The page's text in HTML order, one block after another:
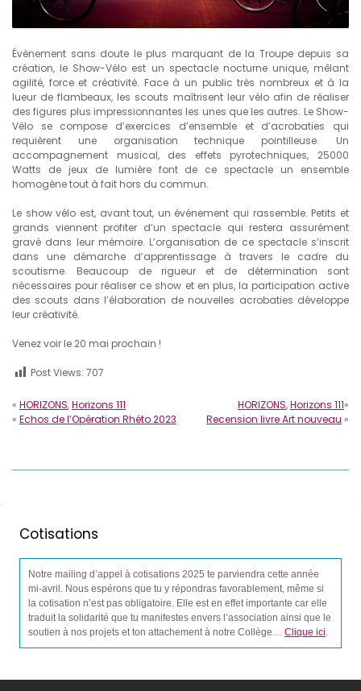
Évènement sans doute le plus marquant de la Troupe depuis sa
création, le Show-Vélo est un spectacle nocturne unique, mêlant
agilité, force et créativité. Face à un public très nombreux et à la
lueur de flambeaux, les scouts maîtrisent leur vélo afin de réaliser
des figures plus impressionnantes les unes que les autres. Le Show-
Vélo se compose d’exercices d’ensemble et d’acrobaties qui
requièrent une organisation technique pointilleuse. Un
accompagnement musical, des effets pyrotechniques, 25000
Watts de jeux de lumière font de ce spectacle un ensemble
homogène tout à fait hors du commun.
Le show vélo est, avant tout, un événement qui rassemble. Petits et
grands viennent profiter d’un spectacle qui restera assurément
gravé dans leur mémoire. L’organisation de ce spectacle s’inscrit
dans une démarche d’apprentissage à travers le cadre du
scoutisme. Beaucoup de rigueur et de détermination sont
nécessaires pour réaliser ce show et en plus, la participation active
des scouts dans l’élaboration de nouvelles acrobaties développe
leur créativité.
Venez voir le 20 mai prochain !
Post Views: 707
« HORIZONS,Horizons 111
« Echos de l’Opération Rhéto 2023
HORIZONS,Horizons 111»
Recension livre Art nouveau »
Cotisations
Notre mailing d’appel à cotisations 2025 te parviendra cette année
mi-avril. Nous espérons que tu y répondras favorablement, même si
la cotisation n’est pas obligatoire. Elle est en effet importante car elle
traduit la solidarité que tu manifestes envers l’association ainsi que le
soutien à nos projets et ton attachement à notre Collège… Clique ici.